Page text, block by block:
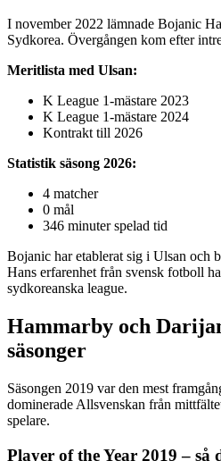
I november 2022 lämnade Bojanic
Sydkorea. Övergången kom efter
Meritlista med Ulsan:
K League 1-mästare 2023
K League 1-mästare 2024
Kontrakt till 2026
Statistik säsong 2026:
4 matcher
0 mål
346 minuter spelad tid
Bojanic har etablerat sig i Ulsan och
Hans erfarenhet från svensk fotboll
sydkoreanska league.
Hammarby och
säsonger
Säsongen 2019 var den mest
dominerade Allsvenskan från
spelare.
Player of the Year 2019 – så